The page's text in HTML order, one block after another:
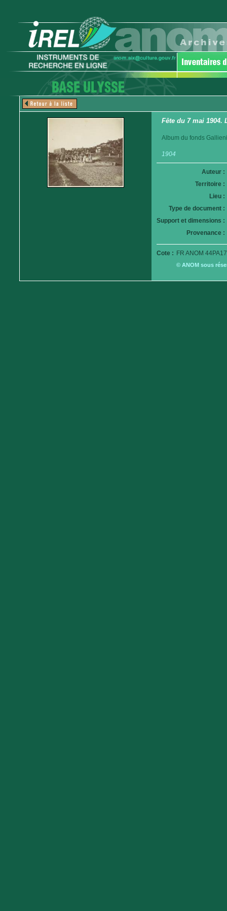
Fête du 7 mai 1904.
Album du fonds
1904
Auteur :
Territoire :
Lieu :
Type de document :
Support et dimensions :
Provenance :
Cote : FR ANOM
© ANOM sous